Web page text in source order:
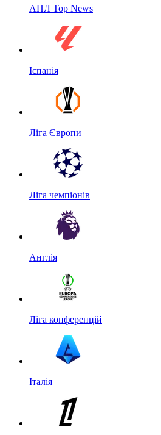
АПЛ Top News
Іспанія
Ліга Європи
Ліга чемпіонів
Англія
Ліга конференцій
Італія